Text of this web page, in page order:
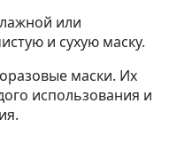
или
и сухую маску.
маски. Их
использования и